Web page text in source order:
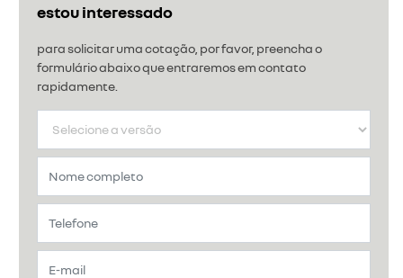
estou interessado
para solicitar uma cotação, por favor, preencha o
formulário abaixo que entraremos em contato
rapidamente.